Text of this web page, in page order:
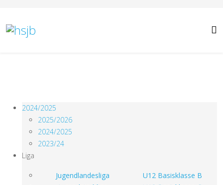
2024/2025
2025/2026
2024/2025
2023/24
Liga
Jugendlandesliga
U12 Basisklasse B